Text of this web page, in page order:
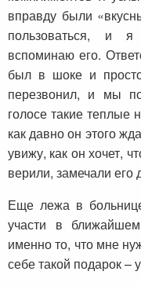
вправду были
пользоваться, и
вспоминаю его.
был в шоке и
перезвонил, и мы
голосе такие теплые
как давно он этого
увижу, как он хочет,
верили, замечали его
Еще лежа в
участи в
именно то, что мне
себе такой подарок –